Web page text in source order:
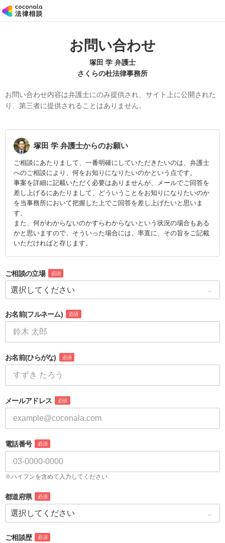
お問い合わせ
塚田 学 弁護士
さくらの杜法律事務所
お問い合わせ内容は弁護士にのみ提供され、サイト上に公開された
り、第三者に提供されることはありません。
塚田 学 弁護士からのお願い
ご相談にあたりまして、一番明確にしていただきたいのは、弁護士
へのご相談により、何をお知りになりたいのかという点です。
事案を詳細に記載いただく必要はありませんが、メールでご回答を
差し上げるにあたりまして、どういうことをお知りになりたいのか
を当事務所において把握した上でご回答を差し上げたいと思いま
す。
また、何がわからないのかすらわからないという状況の場合もある
かと思いますので、そういった場合には、率直に、その旨をご記載
ご相談の立場 必須
お名前(フルネーム) 必須
お名前(ひらがな) 必須
メールアドレス 必須
電話番号 必須
※ハイフンを含めて入力してください
都道府県 必須
ご相談歴 必須